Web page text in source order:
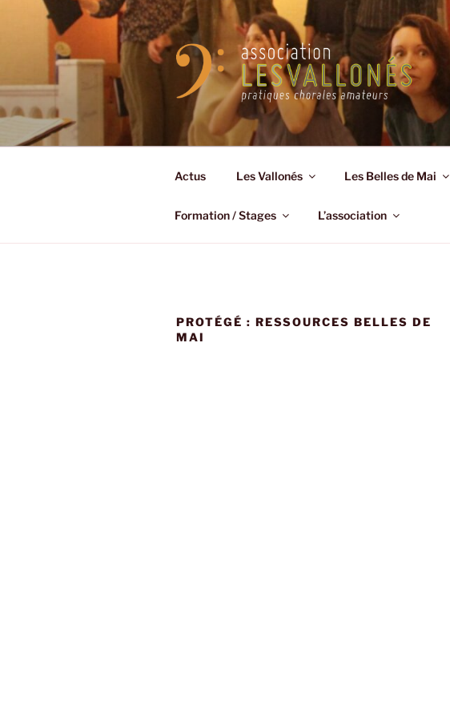
Actus Les Vallonés Les Belles de Mai
Formation / Stages L’association
PROTÉGÉ : RESSOURCES BELLES DE
MAI